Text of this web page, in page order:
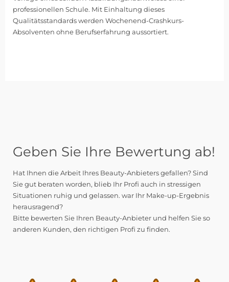
professionellen Schule. Mit Einhaltung dieses
Qualitätsstandards werden Wochenend-Crashkurs-
Absolventen ohne Berufserfahrung aussortiert.
Geben Sie Ihre Bewertung ab!
Hat Ihnen die Arbeit Ihres Beauty-Anbieters gefallen? Sind
Sie gut beraten worden, blieb Ihr Profi auch in stressigen
Situationen ruhig und gelassen. war Ihr Make-up-Ergebnis
herausragend?
Bitte bewerten Sie Ihren Beauty-Anbieter und helfen Sie so
anderen Kunden, den richtigen Profi zu finden.